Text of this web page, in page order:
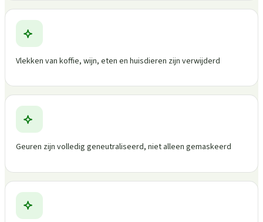
Vlekken van koffie, wijn, eten en huisdieren zijn verwijderd
Geuren zijn volledig geneutraliseerd, niet alleen gemaskeerd